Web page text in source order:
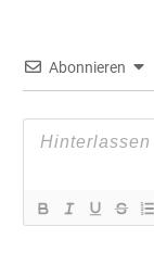
Abonnieren